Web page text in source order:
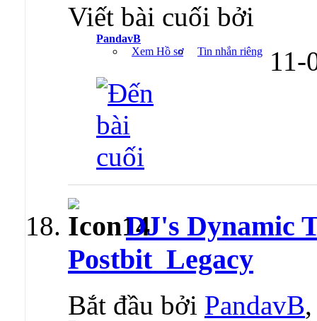
Viết bài cuối bởi
PandavB
Xem Hồ sơ
Tin nhắn riêng 11-
DJ's Dynamic
Postbit_Legacy
Bắt đầu bởi PandavB